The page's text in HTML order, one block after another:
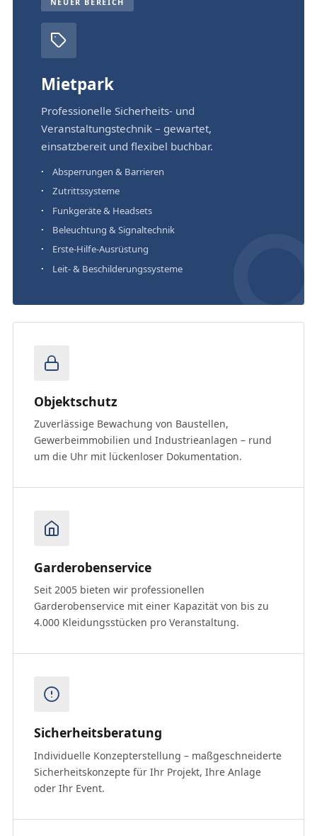
Mietpark
Professionelle Sicherheits- und
Veranstaltungstechnik – gewartet,
einsatzbereit und flexibel buchbar.
Absperrungen & Barrieren
Zutrittssysteme
Funkgeräte & Headsets
Beleuchtung & Signaltechnik
Erste-Hilfe-Ausrüstung
Leit- & Beschilderungssysteme
Objektschutz
Zuverlässige Bewachung von Baustellen,
Gewerbeimmobilien und Industrieanlagen – rund
um die Uhr mit lückenloser Dokumentation.
Garderobenservice
Seit 2005 bieten wir professionellen
Garderobenservice mit einer Kapazität von bis zu
4.000 Kleidungsstücken pro Veranstaltung.
Sicherheitsberatung
Individuelle Konzepterstellung – maßgeschneiderte
Sicherheitskonzepte für Ihr Projekt, Ihre Anlage
oder Ihr Event.